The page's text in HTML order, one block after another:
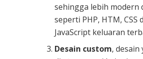
sehingga lebih modern
seperti PHP, HTM, CSS
JavaScript keluaran
Desain custom, desain